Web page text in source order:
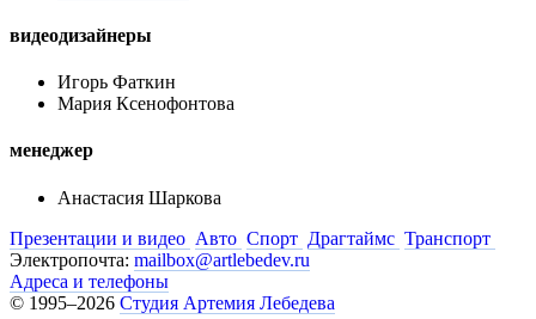
видеодизайнеры
Игорь Фаткин
Мария Ксенофонтова
менеджер
Анастасия Шаркова
Презентации и видео Авто Спорт Драгтаймс Транспорт
Электропочта: mailbox@artlebedev.ru
Адреса и телефоны
© 1995–2026 Студия Артемия Лебедева